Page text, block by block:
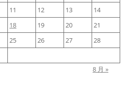
11 12 13
14
18 19 20
21
25 26 27
28
8 月 »